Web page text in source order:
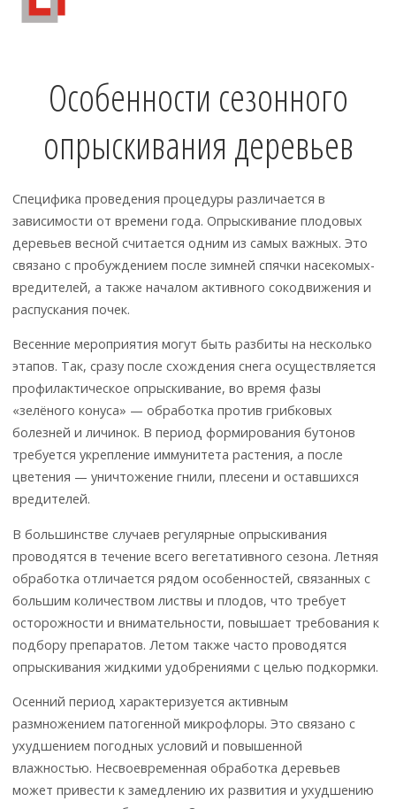
Особенности сезонного
опрыскивания деревьев
Специфика проведения процедуры различается в
зависимости от времени года. Опрыскивание плодовых
деревьев весной считается одним из самых важных. Это
связано с пробуждением после зимней спячки насекомых-
вредителей, а также началом активного сокодвижения и
распускания почек.
Весенние мероприятия могут быть разбиты на несколько
этапов. Так, сразу после схождения снега осуществляется
профилактическое опрыскивание, во время фазы
«зелёного конуса» — обработка против грибковых
болезней и личинок. В период формирования бутонов
требуется укрепление иммунитета растения, а после
цветения — уничтожение гнили, плесени и оставшихся
вредителей.
В большинстве случаев регулярные опрыскивания
проводятся в течение всего вегетативного сезона. Летняя
обработка отличается рядом особенностей, связанных с
большим количеством листвы и плодов, что требует
осторожности и внимательности, повышает требования к
подбору препаратов. Летом также часто проводятся
опрыскивания жидкими удобрениями с целью подкормки.
Осенний период характеризуется активным
размножением патогенной микрофлоры. Это связано с
ухудшением погодных условий и повышенной
влажностью. Несвоевременная обработка деревьев
может привести к замедлению их развития и ухудшению